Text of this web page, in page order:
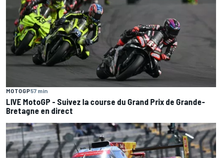
MOTOGP57 min
LIVE MotoGP - Suivez la course du Grand Prix de Grande-
Bretagne en direct